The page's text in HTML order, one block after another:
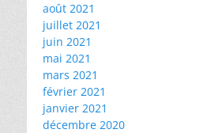
août 2021
juillet 2021
juin 2021
mai 2021
mars 2021
février 2021
janvier 2021
décembre 2020